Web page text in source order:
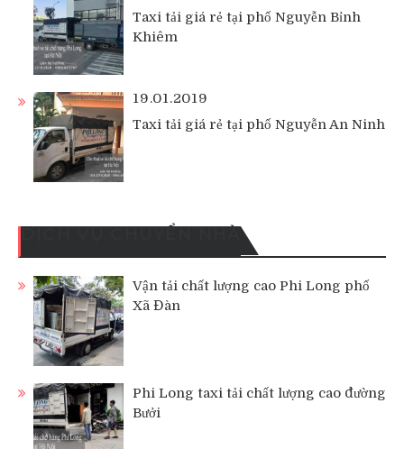
Taxi tải giá rẻ tại phố Nguyễn Bỉnh
Khiêm
19.01.2019
Taxi tải giá rẻ tại phố Nguyễn An Ninh
DỊCH VỤ CHUYỂN NHÀ
Vận tải chất lượng cao Phi Long phố
Xã Đàn
Phi Long taxi tải chất lượng cao đường
Bưởi